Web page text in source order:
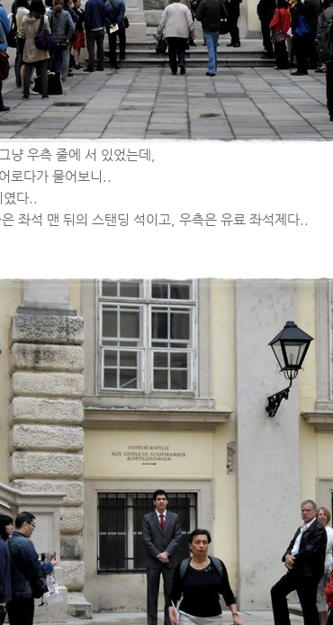
냥 우측 줄에 서 있었는데,
로다가 물어보니..
다..
좌석 맨 뒤의 스탠딩 석이고, 우측은 유료 좌석제다..